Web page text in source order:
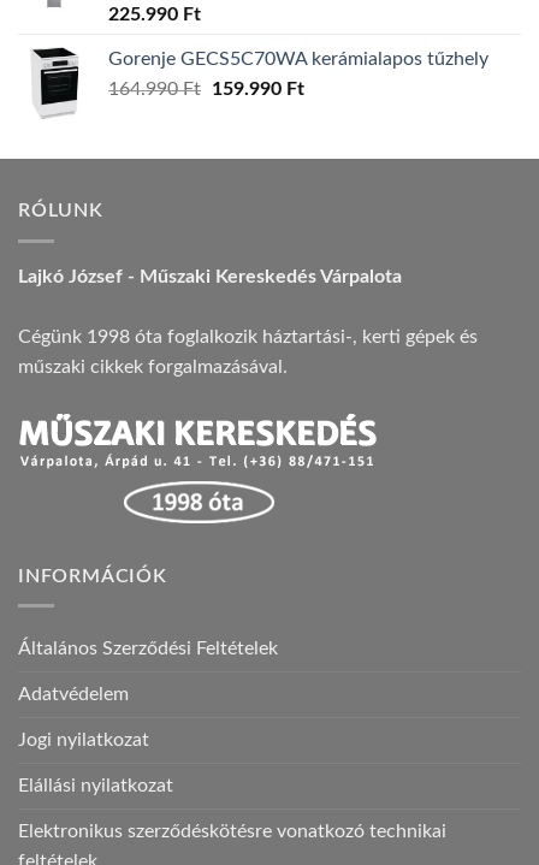
225.990 Ft
Gorenje GECS5C70WA kerámialapos tűzhely
164.990Ft
Original
164.990 Ft.
159.990 FtCurrent
159.990 Ft.
RÓLUNK
Lajkó József - Műszaki Kereskedés Várpalota
Cégünk 1998 óta foglalkozik háztartási-, kerti gépek és
műszaki cikkek forgalmazásával.
INFORMÁCIÓK
Általános Szerződési Feltételek
Adatvédelem
Jogi nyilatkozat
Elállási nyilatkozat
Elektronikus szerződéskötésre vonatkozó technikai